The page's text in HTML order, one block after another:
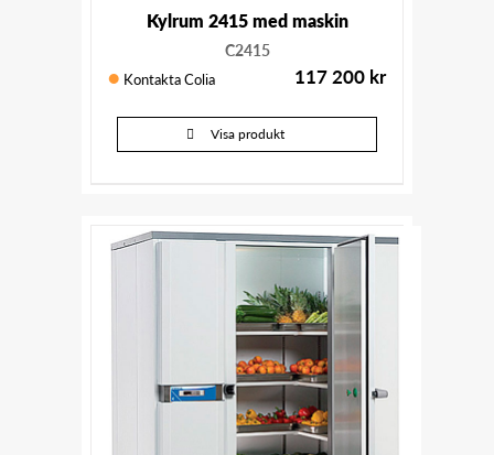
Kylrum 2415 med maskin
C2415
Kontakta Colia 117 200 kr
Visa produkt